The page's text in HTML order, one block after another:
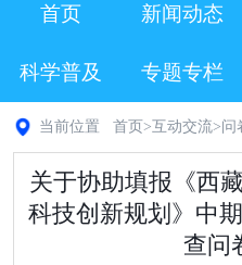
首页 新闻动态
科学普及 专题专栏
当前位置 首页 >互动交流>问
关于协助填报《西
科技创新规划》中
查问